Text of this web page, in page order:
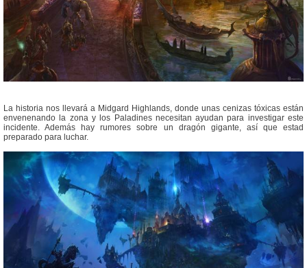
La historia nos llevará a Midgard Highlands, donde unas cenizas tóxicas están
envenenando la zona y los Paladines necesitan ayudan para investigar este
incidente. Además hay rumores sobre un dragón gigante, así que estad
preparado para luchar.